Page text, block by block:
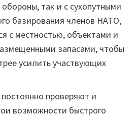
так и с сухопутными
базирования членов НАТО,
с местностью, объектами и
запасами, чтобы
усилить участвующих
проверяют и
возможности быстрого